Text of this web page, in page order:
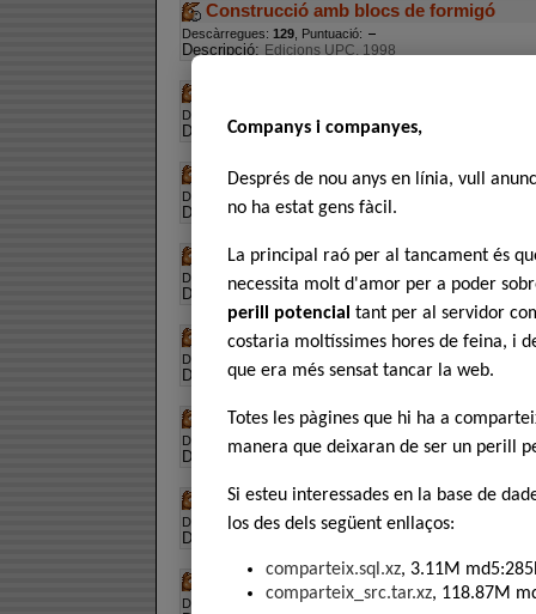
Construcció amb blocs de formigó
Descàrregues: 129, Puntuació:
Descripció: Edicions UPC, 1998
Descàrregues:
Descripció: Edicions UPC, 2003
Curs de català - Introducció a la
Descàrregues:
Descripció:per castellanoparlants
Diccionari anglès-català (Oxford)
Descàrregues:778, Puntuació:
Descripció:Cortesia del ruc català
Diccionari català-castellà castellà-català
Descàrregues:
Descripció:recopilat per Catalana
Diccionari d'urbanisme
Descàrregues:537 , Puntuació:
Descripció:Trobat a la xarxa
Diccionari de la llengua catalana
Descàrregues:608, Puntuació:
Descripció:
Diccionari de medicina
Descàrregues:443, Puntuació:
Companys i companyes,
Després de nou anys en línia, vull
no ha estat gens fàcil.
La principal raó per al tancament és
necessita molt d'amor per a poder
perill potencial tant per al servidor
costaria moltíssimes hores de feina, i
que era més sensat tancar la web.
Totes les pàgines que hi ha a
manera que deixaran de ser un perill
Si esteu interessades en la base de
los des dels següent enllaços:
comparteix.sql.xz, 3.11M
comparteix_src.tar.xz, 118.87M